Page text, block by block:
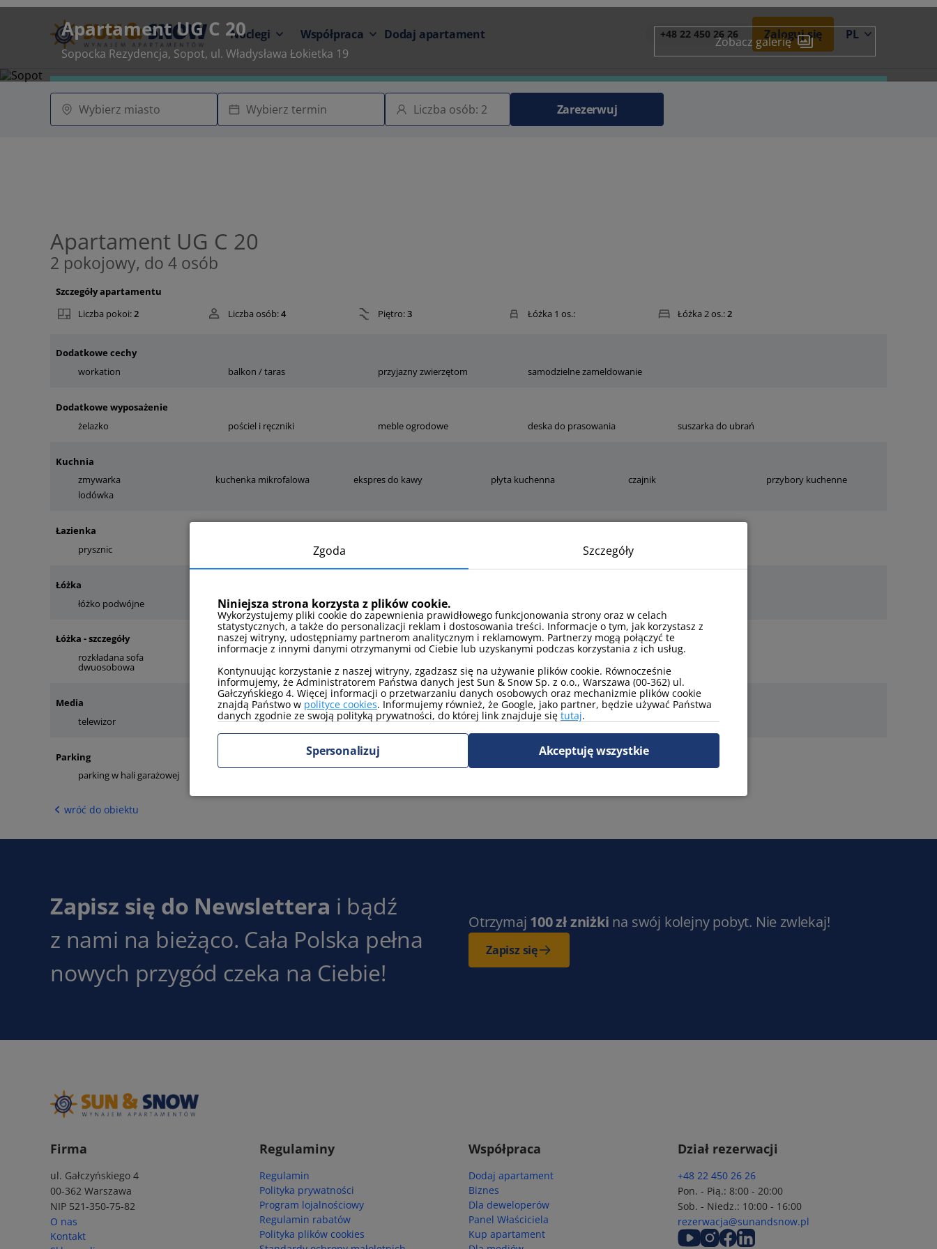
Noclegi Współpraca Dodaj apartament +48 22 450 26 26 Zaloguj się PL
Apartament UG C 20
Sopocka Rezydencja, Sopot, ul. Władysława Łokietka 19
Zobacz galerię
Zarezerwuj
Apartament UG C 20
2 pokojowy, do 4 osób
Szczegóły apartamentu
Liczba pokoi:2 Liczba osób:4 Piętro:3 Łóżka 1 os.: Łóżka 2 os.:2
Dodatkowe cechy
workation
balkon / taras przyjazny zwierzętom samodzielne zameldowanie
Dodatkowe wyposażenie
żelazko
pościel i ręczniki meble ogrodowe deska do prasowania suszarka do ubrań
Kuchnia
zmywarka
kuchenka mikrofalowa ekspres do kawy płyta kuchenna czajnik
przybory kuchenne
lodówka
Łazienka
prysznic
Łóżka
łóżko podwójne
Łóżka - szczegóły
rozkładana sofa
dwuosobowa
Media
telewizor
internet TV kablowa/satelitarna
Parking
parking w hali garażowej
wróć do obiektu
Zapisz się do Newslettera i bądź
z nami na bieżąco. Cała Polska pełna
nowych przygód czeka na Ciebie!
Otrzymaj 100 zł zniżki na swój kolejny pobyt. Nie zwlekaj!
Zapisz się
Firma
ul. Gałczyńskiego 4
00-362 Warszawa
NIP 521-350-75-82
O nas
Kontakt
Regulaminy
Regulamin
Polityka prywatności
Program lojalnościowy
Regulamin rabatów
Polityka plików cookies
Współpraca
Dodaj apartament
Biznes
Dla deweloperów
Panel Właściciela
Kup apartament
Dział rezerwacji
+48 22 450 26 26
Pon. - Pią.: 8:00 - 20:00
Sob. - Niedz.: 10:00 - 16:00
rezerwacja@sunandsnow.pl
Zgoda Szczegóły
Niniejsza strona korzysta z plików cookie.
Wykorzystujemy pliki cookie do zapewnienia prawidłowego funkcjonowania strony oraz w celach
statystycznych, a także do personalizacji reklam i dostosowania treści. Informacje o tym, jak korzystasz z
naszej witryny, udostępniamy partnerom analitycznym i reklamowym. Partnerzy mogą połączyć te
informacje z innymi danymi otrzymanymi od Ciebie lub uzyskanymi podczas korzystania z ich usług.
Kontynuując korzystanie z naszej witryny, zgadzasz się na używanie plików cookie. Równocześnie
informujemy, że Administratorem Państwa danych jest Sun & Snow Sp. z o.o., Warszawa (00-362) ul.
Gałczyńskiego 4. Więcej informacji o przetwarzaniu danych osobowych oraz mechanizmie plików cookie
znajdą Państwo w polityce cookies. Informujemy również, że Google, jako partner, będzie używać Państwa
danych zgodnie ze swoją polityką prywatności, do której link znajduje się tutaj.
Spersonalizuj Akceptuję wszystkie